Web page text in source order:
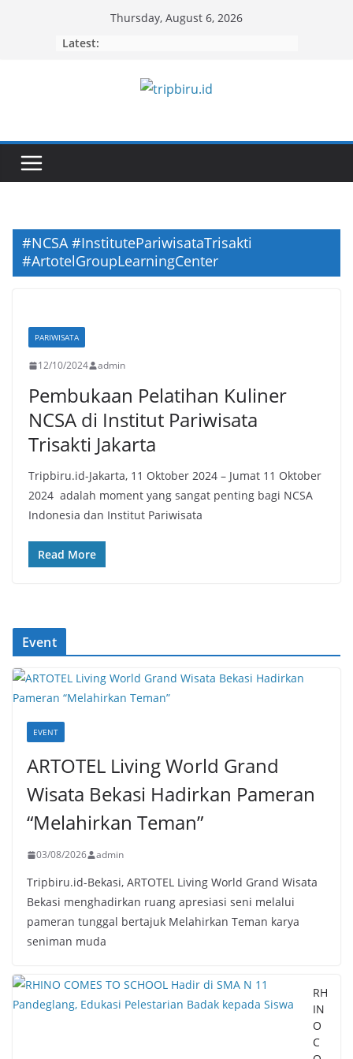
Thursday, August 6, 2026
Latest:
#NCSA #InstitutePariwisataTrisakti
#ArtotelGroupLearningCenter
PARIWISATA
12/10/2024 admin
Pembukaan Pelatihan Kuliner
NCSA di Institut Pariwisata
Trisakti Jakarta
Tripbiru.id-Jakarta, 11 Oktober 2024 – Jumat 11 Oktober
2024 adalah moment yang sangat penting bagi NCSA
Indonesia dan Institut Pariwisata
Read More
Event
EVENT
ARTOTEL Living World Grand
Wisata Bekasi Hadirkan Pameran
“Melahirkan Teman”
03/08/2026 admin
Tripbiru.id-Bekasi, ARTOTEL Living World Grand Wisata
Bekasi menghadirkan ruang apresiasi seni melalui
pameran tunggal bertajuk Melahirkan Teman karya
seniman muda
RH
IN
O
C